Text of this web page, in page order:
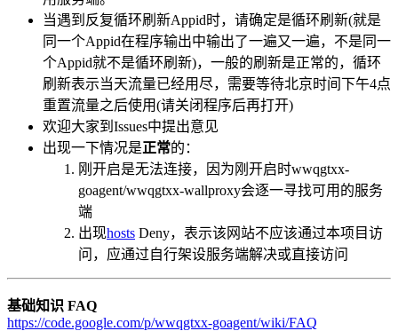
当遇到反复循环刷新Appid时，请确定是循环刷新(就是
同一个Appid在程序输出中输出了一遍又一遍，不是同一
个Appid就不是循环刷新)，一般的刷新是正常的，循环
刷新表示当天流量已经用尽，需要等待北京时间下午4点
重置流量之后使用(请关闭程序后再打开)
欢迎大家到Issues中提出意见
出现一下情况是正常的：
刚开启是无法连接，因为刚开启时wwqgtxx-
goagent/wwqgtxx-wallproxy会逐一寻找可用的服务
端
出现hosts Deny，表示该网站不应该通过本项目访
问，应通过自行架设服务端解决或直接访问
基础知识 FAQ
https://code.google.com/p/wwqgtxx-goagent/wiki/FAQ